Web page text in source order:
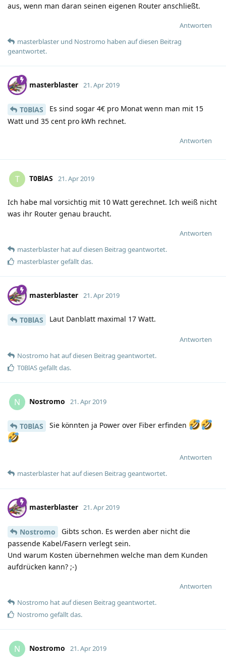
aus, wenn man daran seinen eigenen Router anschließt.
Antworten
masterblaster und Nostromo haben auf diesen Beitrag
geantwortet.
masterblaster 21. Apr 2019
T0BlAS
Es sind sogar 4€ pro Monat wenn man mit 15
Watt und 35 cent pro kWh rechnet.
Antworten
T T0BlAS 21. Apr 2019
Ich habe mal vorsichtig mit 10 Watt gerechnet. Ich weiß nicht
was ihr Router genau braucht.
Antworten
masterblaster hatauf diesen Beitrag geantwortet.
masterblastergefällt das.
masterblaster 21. Apr 2019
T0BlAS Laut Danblatt maximal 17 Watt.
Antworten
Nostromo hatauf diesen Beitrag geantwortet.
T0BlASgefällt das.
N Nostromo 21. Apr 2019
T0BlAS Sie könnten ja Power over Fiber erfinden
Antworten
masterblaster hatauf diesen Beitrag geantwortet.
masterblaster 21. Apr 2019
Nostromo
Gibts schon. Es werden aber nicht die
passende Kabel/Fasern verlegt sein.
Und warum Kosten übernehmen welche man dem Kunden
aufdrücken kann? ;-)
Antworten
Nostromo hatauf diesen Beitrag geantwortet.
Nostromo gefällt das.
N Nostromo 21. Apr 2019